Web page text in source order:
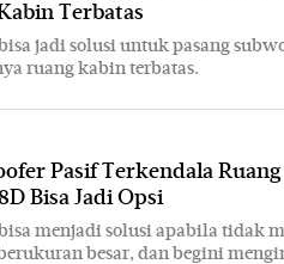
Terbatas
bisa jadi solusi untuk pasang
ruang kabin terbatas.
Pasif Terkendala
Bisa Jadi Opsi
bisa menjadi solusi apabila tidak
besar, dan begini